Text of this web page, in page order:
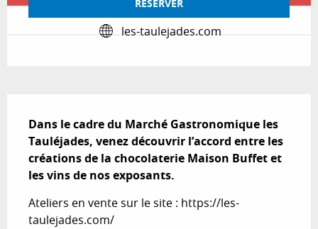
RÉSERVER
les-taulejades.com
Dans le cadre du Marché Gastronomique les
Tauléjades, venez découvrir l’accord entre les
créations de la chocolaterie Maison Buffet et
les vins de nos exposants.
Ateliers en vente sur le site : https://les-
taulejades.com/